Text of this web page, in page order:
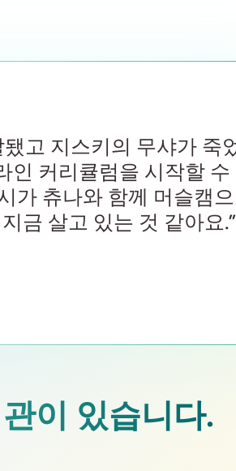
고 지스키의 무샤가 죽
인 커리큘럼을 시작할 수
가 츄나와 함께 머슬캠
금 살고 있는 것 같아요.”
이 있습니다.